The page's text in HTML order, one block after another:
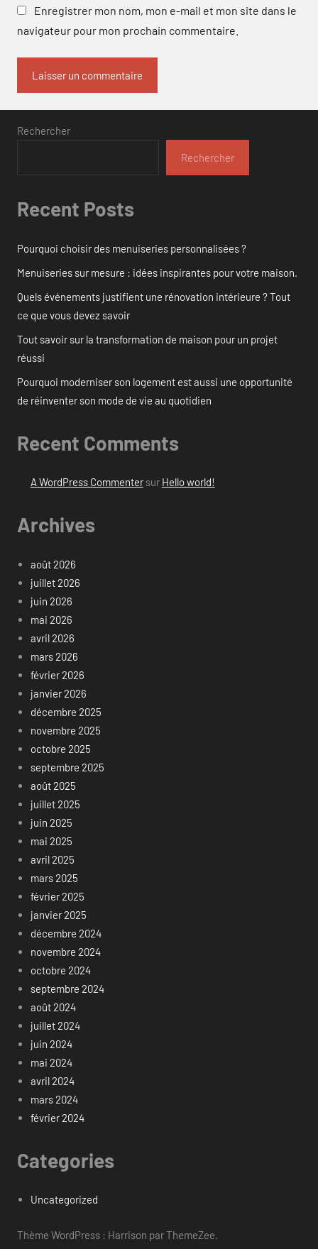
Enregistrer mon nom, mon e-mail et mon site dans le
navigateur pour mon prochain commentaire.
Rechercher
Rechercher
Recent Posts
Pourquoi choisir des menuiseries personnalisées ?
Menuiseries sur mesure : idées inspirantes pour votre maison.
Quels événements justifient une rénovation intérieure ? Tout
ce que vous devez savoir
Tout savoir sur la transformation de maison pour un projet
réussi
Pourquoi moderniser son logement est aussi une opportunité
de réinventer son mode de vie au quotidien
Recent Comments
A WordPress Commentersur Hello world!
Archives
août 2026
juillet 2026
juin 2026
mai 2026
avril 2026
mars 2026
février 2026
janvier 2026
décembre 2025
novembre 2025
octobre 2025
septembre 2025
août 2025
juillet 2025
juin 2025
mai 2025
avril 2025
mars 2025
février 2025
janvier 2025
décembre 2024
novembre 2024
octobre 2024
septembre 2024
août 2024
juillet 2024
juin 2024
mai 2024
avril 2024
mars 2024
février 2024
Categories
Uncategorized
Thème WordPress : Harrison par ThemeZee.